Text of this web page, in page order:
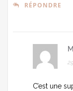
RÉPONDRE
C’est une